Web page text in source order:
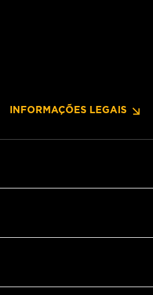
INFORMAÇÕES LEGAIS